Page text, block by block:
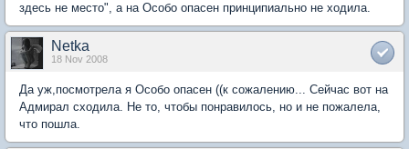
здесь не место", а на Особо опасен принципиально не ходила.
Netka
18 Nov 2008
Да уж,посмотрела я Особо опасен ((к сожалению... Сейчас вот на
Адмирал сходила. Не то, чтобы понравилось, но и не пожалела,
что пошла.